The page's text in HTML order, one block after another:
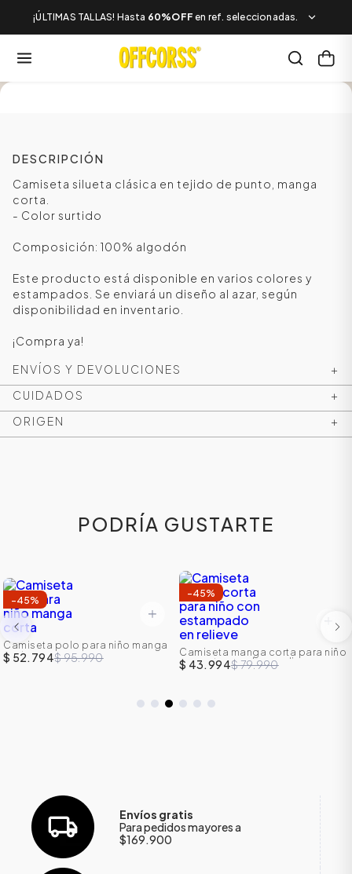
¡ÚLTIMAS TALLAS! Hasta 60%OFF en ref. seleccionadas.
DESCRIPCIÓN
Camiseta silueta clásica en tejido de punto, manga
corta.
- Color surtido
Composición: 100% algodón
Este producto está disponible en varios colores y
estampados. Se enviará un diseño al azar, según
disponibilidad en inventario.
¡Compra ya!
ENVÍOS Y DEVOLUCIONES
+
CUIDADOS
+
ORIGEN
+
PODRÍA GUSTARTE
-45%
Camiseta polo para niño manga
corta
$ 52.794$ 95.990
-45%
Camiseta manga corta para niño
con estampado en relieve
$ 43.994$ 79.990
Envíos gratis
Para pedidos mayores a
$169.900